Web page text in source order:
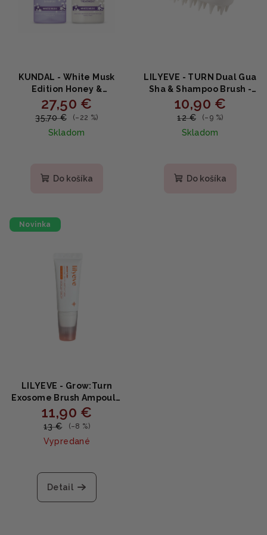
KUNDAL - White Musk
Edition Honey &
Macadamia Shampoo +
Treatment - Vyživujúca
vlasová sada s medom,
makadamiou a proteínmi
27,50 €
35,70 € (–22 %)
Skladom
Do košíka
LILYEVE - TURN Dual Gua
Sha & Shampoo Brush -
2v1 masážna kefa na
pokožku hlavy s Gua Sha
10,90 €
12 € (–9 %)
Skladom
Do košíka
Novinka
LILYEVE - Grow:Turn
Exosome Brush Ampoule
MINI - Ampoula pre
hustejšie a silnejšie vlasy
11,90 €
13 € (–8 %)
Vypredané
Detail